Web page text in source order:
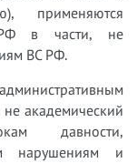
применяются
в части, не
ВС РФ.
академический
давности,
нарушениям и